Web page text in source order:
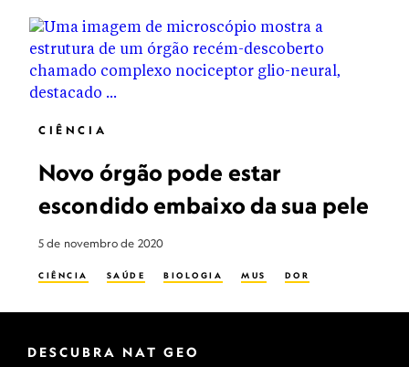
CIÊNCIA
Novo órgão pode estar
escondido embaixo da sua pele
5 de novembro de 2020
CIÊNCIA SAÚDE BIOLOGIA MUS DOR
DESCUBRA NAT GEO